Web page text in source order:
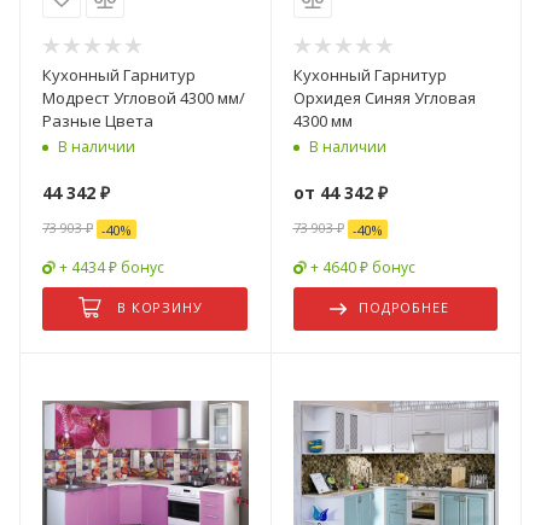
Кухонный Гарнитур
Модрест Угловой 4300 мм/
Разные Цвета
В наличии
44 342 ₽
73 903₽ -40%
+ 4434 ₽ бонус
В КОРЗИНУ
Кухонный Гарнитур
Орхидея Синяя Угловая
4300 мм
В наличии
от 44 342 ₽
73 903 ₽ -40%
+ 4640 ₽ бонус
ПОДРОБНЕЕ